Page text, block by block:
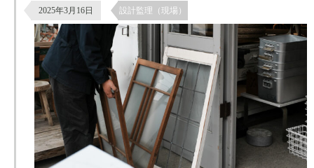
2025年3月16日 設計監理（現場）